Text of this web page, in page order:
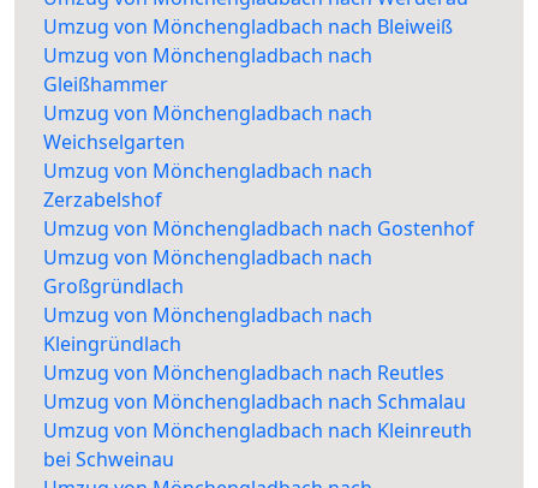
Umzug von Mönchengladbach nach Bleiweiß
Umzug von Mönchengladbach nach
Gleißhammer
Umzug von Mönchengladbach nach
Weichselgarten
Umzug von Mönchengladbach nach
Zerzabelshof
Umzug von Mönchengladbach nach Gostenhof
Umzug von Mönchengladbach nach
Großgründlach
Umzug von Mönchengladbach nach
Kleingründlach
Umzug von Mönchengladbach nach Reutles
Umzug von Mönchengladbach nach Schmalau
Umzug von Mönchengladbach nach Kleinreuth
bei Schweinau